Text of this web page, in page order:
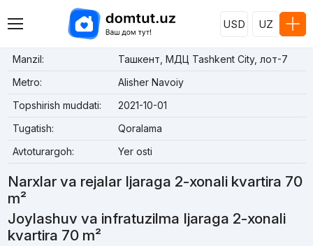
USD UZ
Manzil:
Ташкент, МДЦ Tashkent City, лот-7
Metro:
Alisher Navoiy
Topshirish muddati:
2021-10-01
Tugatish:
Qoralama
Avtoturargoh:
Yer osti
Narxlar va rejalar Ijaraga 2-xonali kvartira 70
m²
Joylashuv va infratuzilma Ijaraga 2-xonali
kvartira 70 m²